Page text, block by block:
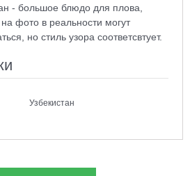
- большое блюдо для плова,
фото в реальности могут
но стиль узора соответсвтует.
Узбекистан